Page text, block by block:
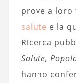
prove a loro
salute e la
Ricerca
Salute,
hanno